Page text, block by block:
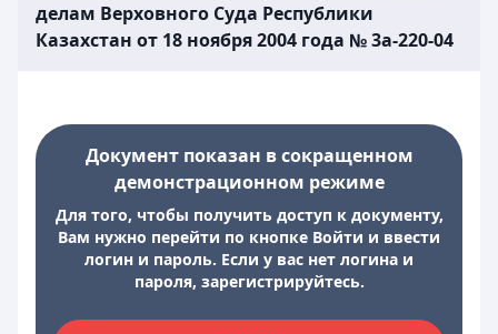
делам Верховного Суда Республики
Казахстан от 18 ноября 2004 года № 3а-220-04
Документ показан в сокращенном
демонстрационном режиме
Для того, чтобы получить доступ к документу,
Вам нужно перейти по кнопке Войти и ввести
логин и пароль. Если у вас нет логина и
пароля, зарегистрируйтесь.